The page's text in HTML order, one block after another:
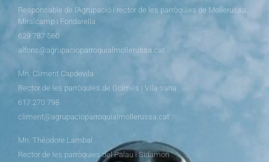
Responsable de l’Agrupació i rector de les parròquies de Mollerussa,
Miralcamp i Fondarella
629 787 560
alfons@agrupacioparroquialmollerussa.cat
Mn. Climent Capdevila
Rector de les parròquies de Golmés i Vila-sana
617 270 798
climent@agrupacioparroquialmollerussa.cat
Mn. Théodore Lambal
Rector de les parròquies del Palau i Sidamon